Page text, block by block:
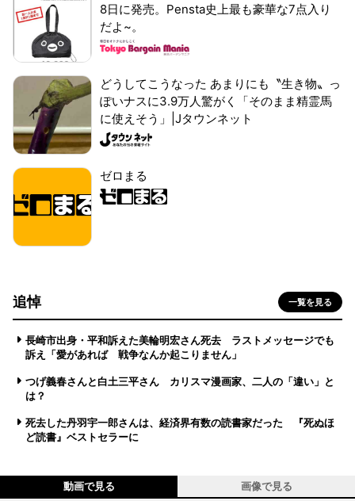
8日に発売。Pensta史上最も豪華な7点入り
だよ~。
どうしてこうなった あまりにも〝生き物〟っ
ぽいナスに3.9万人驚がく「そのまま精霊馬
に使えそう」|Jタウンネット
ゼロまる
追悼 一覧を見る
長崎市出身・平和訴えた美輪明宏さん死去 ラストメッセージでも
訴え「愛があれば 戦争なんか起こりません」
つげ義春さんと白土三平さん カリスマ漫画家、二人の「違い」と
は？
死去した丹羽宇一郎さんは、経済界有数の読書家だった 『死ぬほ
ど読書』ベストセラーに
動画で見る 画像で見る